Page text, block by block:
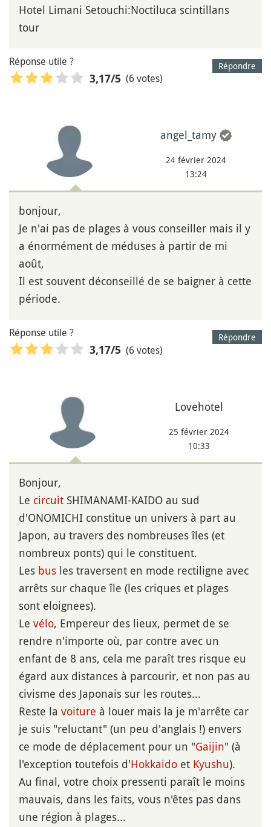
Hotel Limani Setouchi:Noctiluca scintillans
tour
Répondre
Réponse utile ?
3,17/5 (6 votes)
angel_tamy
24 février 2024
13:24
bonjour,
Je n'ai pas de plages à vous conseiller mais il y
a énormément de méduses à partir de mi
août,
Il est souvent déconseillé de se baigner à cette
période.
Répondre
Réponse utile ?
3,17/5 (6 votes)
Lovehotel
25 février 2024
10:33
Bonjour,
Le circuit SHIMANAMI-KAIDO au sud
d'ONOMICHI constitue un univers à part au
Japon, au travers des nombreuses îles (et
nombreux ponts) qui le constituent.
Les bus les traversent en mode rectiligne avec
arrêts sur chaque île (les criques et plages
sont eloignees).
Le vélo, Empereur des lieux, permet de se
rendre n'importe où, par contre avec un
enfant de 8 ans, cela me paraît tres risque eu
égard aux distances à parcourir, et non pas au
civisme des Japonais sur les routes...
Reste la voiture à louer mais la je m'arrête car
je suis "reluctant" (un peu d'anglais !) envers
ce mode de déplacement pour un "Gaijin" (à
l'exception toutefois d'Hokkaido et Kyushu).
Au final, votre choix pressenti paraît le moins
mauvais, dans les faits, vous n'êtes pas dans
une région à plages...